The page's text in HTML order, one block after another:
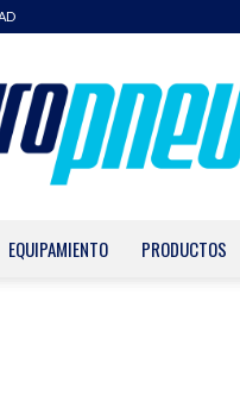
EQUIPAMIENTO PRODUCTOS